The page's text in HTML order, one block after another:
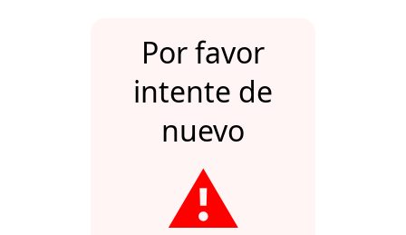
Por favor
intente de
nuevo
⚠️